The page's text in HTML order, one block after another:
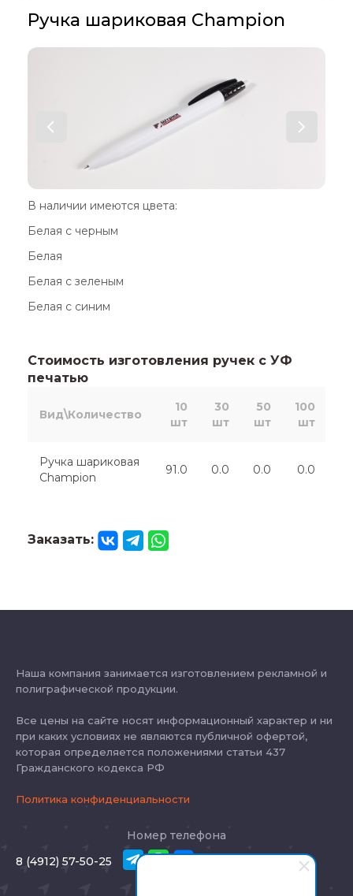
Ручка шариковая Champion
В наличии имеются цвета:
Белая с черным
Белая
Белая с зеленым
Белая с синим
Стоимость изготовления ручек с УФ
печатью
Вид\Количество
10
шт
30
шт
50
шт
100
шт
Ручка шариковая
Champion
91.0 0.0 0.0 0.0
Заказать:
Наша компания занимается изготовлением рекламной и
полиграфической продукции.
Все цены на сайте носят информационный характер и ни
при каких условиях не являются публичной офертой,
которая определяется положениями статьи 437
Гражданского кодекса РФ
Политика конфиденциальности
Номер телефона
8 (4912) 57-50-25